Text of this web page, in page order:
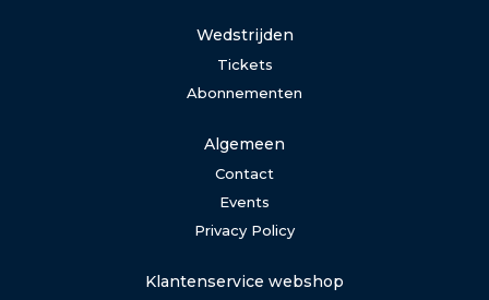
Wedstrijden
Tickets
Abonnementen
Algemeen
Contact
Events
Privacy Policy
Klantenservice webshop